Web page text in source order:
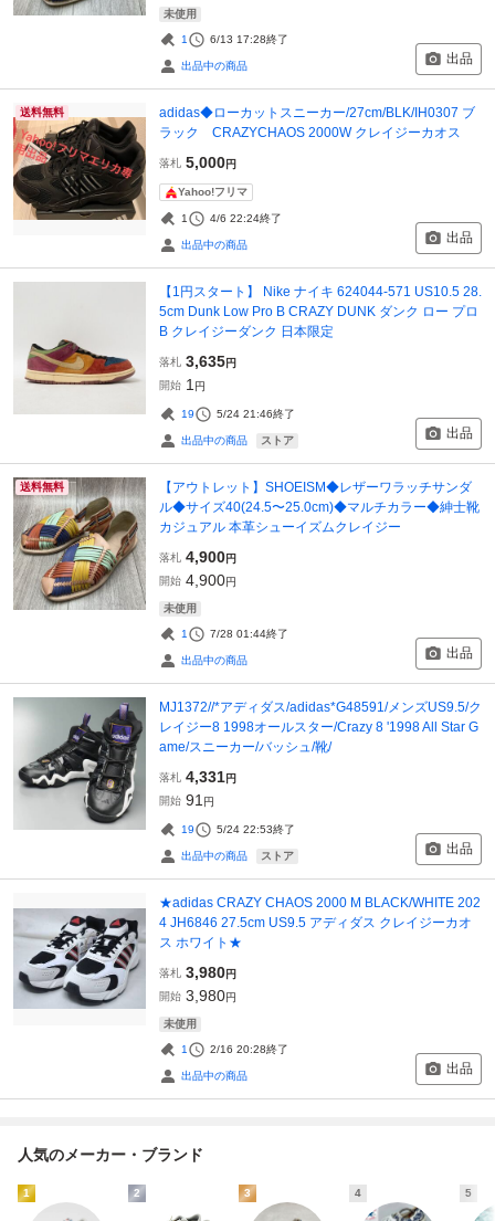
未使用
1 6/13 17:28終了
出品中の商品 出品
送料無料
adidas◆ローカットスニーカー/27cm/BLK/IH0307 ブ
ラック CRAZYCHAOS 2000W クレイジーカオス
落札 5,000円
Yahoo!フリマ
1 4/6 22:24終了
出品中の商品 出品
【1円スタート】 Nike ナイキ 624044-571 US10.5 28.
5cm Dunk Low Pro B CRAZY DUNK ダンク ロー プロ
B クレイジーダンク 日本限定
落札 3,635円
開始 1 円
19 5/24 21:46終了
出品中の商品 ストア 出品
送料無料
【アウトレット】SHOEISM◆レザーワラッチサンダ
ル◆サイズ40(24.5〜25.0cm)◆マルチカラー◆紳士靴
カジュアル 本革シューイズムクレイジー
落札 4,900円
開始 4,900円
未使用
1 7/28 01:44終了
出品中の商品 出品
MJ1372//*アディダス/adidas*G48591/メンズUS9.5/ク
レイジー8 1998オールスター/Crazy 8 '1998 All Star G
ame/スニーカー/バッシュ/靴/
落札 4,331円
開始 91 円
19 5/24 22:53終了
出品中の商品 ストア 出品
★adidas CRAZY CHAOS 2000 M BLACK/WHITE 202
4 JH6846 27.5cm US9.5 アディダス クレイジーカオ
ス ホワイト★
落札 3,980円
開始 3,980円
未使用
1 2/16 20:28終了
出品中の商品 出品
人気のメーカー・ブランド
1 2 3 4 5